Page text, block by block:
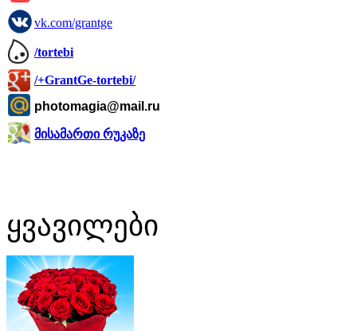
vk.com/grantge
/tortebi
/+GrantGe-tortebi/
photomagia@mail.ru
მისამართი რუკაზე
ყვავილები